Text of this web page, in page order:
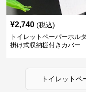
¥2,740 (税込)
トイレットペーパーホル
掛け式収納棚付きカバー
トイレットペ